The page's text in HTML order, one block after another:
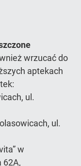
wrzucać do
aptekach
ul.
ul.
w
62A,